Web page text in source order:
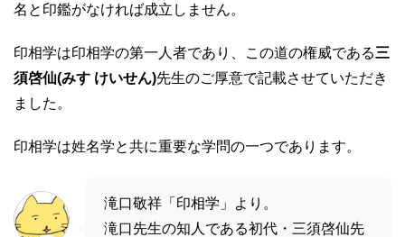
名と印鑑がなければ成立しません。
印相学は印相学の第一人者であり、この道の権威である三
須啓仙(みす けいせん)先生のご厚意で記載させていただき
ました。
印相学は姓名学と共に重要な学問の一つであります。
滝口敬祥「印相学」より。
滝口先生の知人である初代・三須啓仙先